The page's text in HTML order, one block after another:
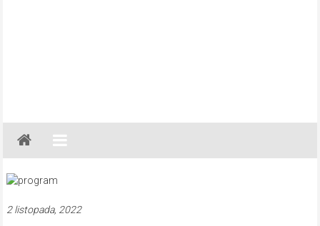
Gazeta
Regionalna
Częstochowa,
Lubliniec,
2 listopada, 2022